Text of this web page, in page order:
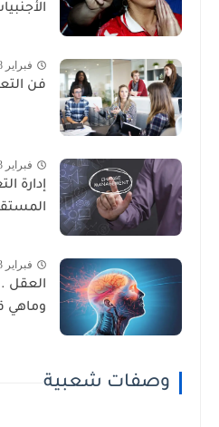
فبراير 28, 2026
فن
فبراير 23, 2026
إدارة
فبراير 23, 2026
العقل
وماهي
وصفات شعبية